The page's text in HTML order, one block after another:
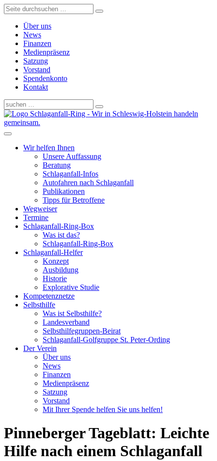
Über uns
News
Finanzen
Medienpräsenz
Satzung
Vorstand
Spendenkonto
Kontakt
Schlaganfall-Ring - Wir in Schleswig-Holstein handeln
gemeinsam.
Wir helfen Ihnen
Unsere Auffassung
Beratung
Schlaganfall-Infos
Autofahren nach Schlaganfall
Publikationen
Tipps für Betroffene
Wegweiser
Termine
Schlaganfall-Ring-Box
Was ist das?
Schlaganfall-Ring-Box
Schlaganfall-Helfer
Konzept
Ausbildung
Historie
Explorative Studie
Kompetenznetze
Selbsthilfe
Was ist Selbsthilfe?
Landesverband
Selbsthilfegruppen-Beirat
Schlaganfall-Golfgruppe St. Peter-Ording
Der Verein
Über uns
News
Finanzen
Medienpräsenz
Satzung
Vorstand
Mit Ihrer Spende helfen Sie uns helfen!
Pinneberger Tageblatt: Leichte
Hilfe nach einem Schlaganfall